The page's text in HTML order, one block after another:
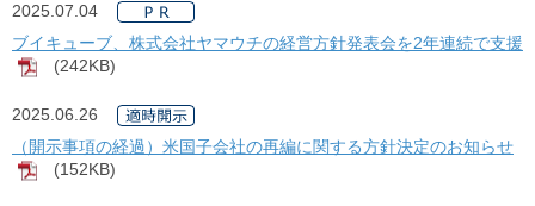
2025.07.04
ブイキューブ、株式会社ヤマウチの経営方針発表会を2年連続で支援
[PDF]
(242KB)
2025.06.26
（開示事項の経過）米国子会社の再編に関する方針決定のお知らせ
[PDF]
(152KB)